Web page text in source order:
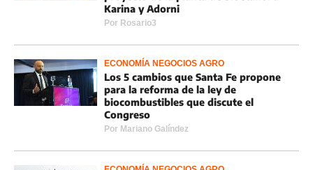
Karina y Adorni
Por Rosario3
ECONOMÍA NEGOCIOS AGRO
Los 5 cambios que Santa Fe propone
para la reforma de la ley de
biocombustibles que discute el
Congreso
Por Mariano Galíndez